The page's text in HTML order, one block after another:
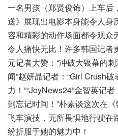
一名男孩（郑贤俊饰）上车
送》展现出电影本身能令人身
容和精彩的动作场面都令观众
令人痛快无比！许多韩国记者
元记者大赞：“冲破大银幕的
闻”赵妍晶记者：“Girl Crush
力！”“JoyNews24”金智英记
到忘记时间！”朴素谈这次在
飞车演技，无所畏惧地行驶在
纷折服于她的魅力中！